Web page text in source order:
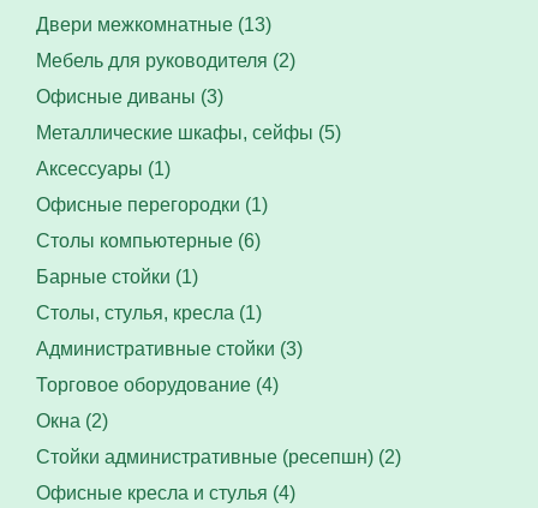
Двери межкомнатные (13)
Мебель для руководителя (2)
Офисные диваны (3)
Металлические шкафы, сейфы (5)
Аксессуары (1)
Офисные перегородки (1)
Столы компьютерные (6)
Барные стойки (1)
Столы, стулья, кресла (1)
Административные стойки (3)
Торговое оборудование (4)
Окна (2)
Стойки административные (ресепшн) (2)
Офисные кресла и стулья (4)